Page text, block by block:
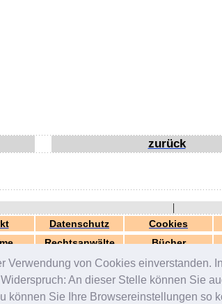
Verwendung von Cookies einverstanden.
An dieser Stelle können Sie
können Sie Ihre Browsereinstellungen so
zurück
|
Datenschutz Cookies
Rechtsanwälte Bücher
generiert in 0.03 Sek.
© 2000-2026 by
ZERGportal